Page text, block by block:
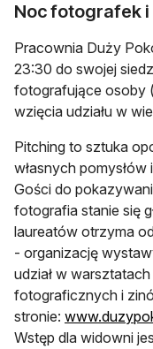
Noc fotografek
Pracownia Duży
23:30 do swojej
fotografujące osoby
wzięcia udziału w
Pitching to sztuka
własnych
Gości do
fotografia stanie się
laureatów otrzyma
- organizację
udział w
fotograficznych i
stronie:
Wstęp dla widowni